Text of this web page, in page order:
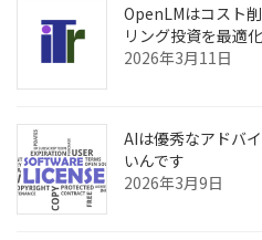
OpenLMはコスト
リング投資を最適
2026年3月11日
AIは優秀なアドバ
いんです
2026年3月9日